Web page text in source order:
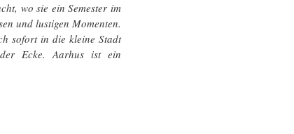
wo sie ein Semester im
und lustigen Momenten.
sofort in die kleine Stadt
Ecke. Aarhus ist ein